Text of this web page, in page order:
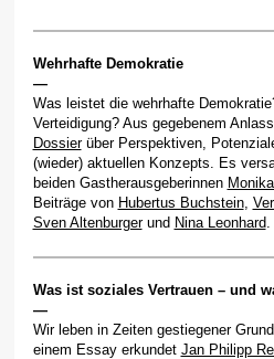
Wehrhafte Demokratie
—
Was leistet die wehrhafte
Verteidigung? Aus gegebenem
Dossierüber Perspektiven,
(wieder) aktuellen Konzepts. Es
beiden Gastherausgeberinnen
Beiträge von Hubertus Buchstein,
Sven Altenburgerund Nina Leonhard.
Was ist soziales Vertrauen – und
—
Wir leben in Zeiten gestiegener
einem Essay erkundet Jan Philipp